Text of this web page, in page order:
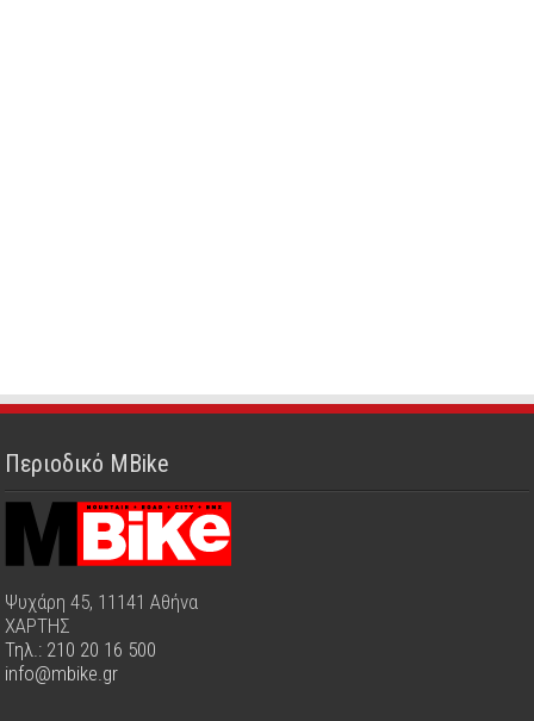
Περιοδικό MBike
Ψυχάρη 45, 11141 Αθήνα
ΧΑΡΤΗΣ
Τηλ.: 210 20 16 500
info@mbike.gr